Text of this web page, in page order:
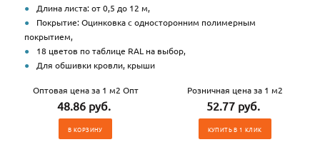
Длина листа: от 0,5 до 12 м,
Покрытие: Оцинковка с односторонним полимерным
покрытием,
18 цветов по таблице RAL на выбор,
Для обшивки кровли, крыши
Оптовая цена за 1 м2 Опт
48.86 руб.
В КОРЗИНУ
Розничная цена за 1 м2
52.77 руб.
КУПИТЬ В 1 КЛИК